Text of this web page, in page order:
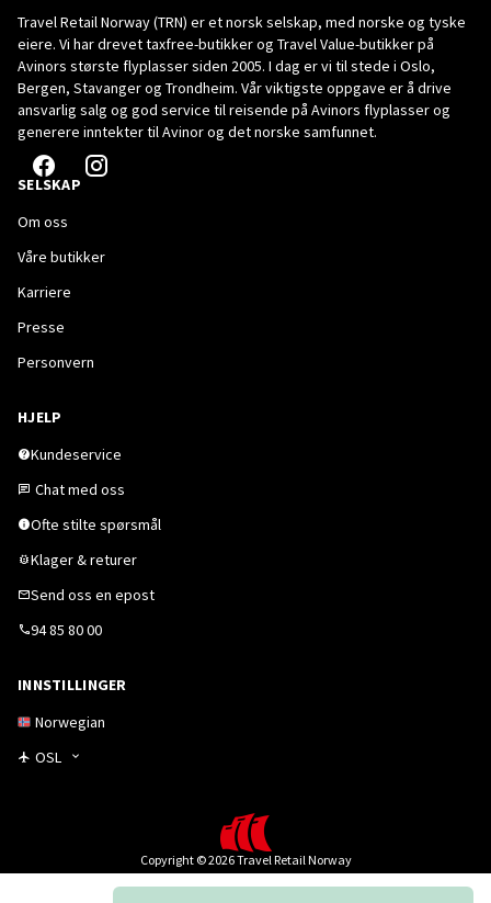
Travel Retail Norway (TRN) er et norsk selskap, med norske og tyske
eiere. Vi har drevet taxfree-butikker og Travel Value-butikker på
Avinors største flyplasser siden 2005. I dag er vi til stede i Oslo,
Bergen, Stavanger og Trondheim. Vår viktigste oppgave er å drive
ansvarlig salg og god service til reisende på Avinors flyplasser og
generere inntekter til Avinor og det norske samfunnet.
SELSKAP
Om oss
Våre butikker
Karriere
Presse
Personvern
HJELP
Kundeservice
Chat med oss
Ofte stilte spørsmål
Klager & returer
Send oss en epost
94 85 80 00
INNSTILLINGER
Norwegian
OSL
Copyright © 2026 Travel Retail Norway